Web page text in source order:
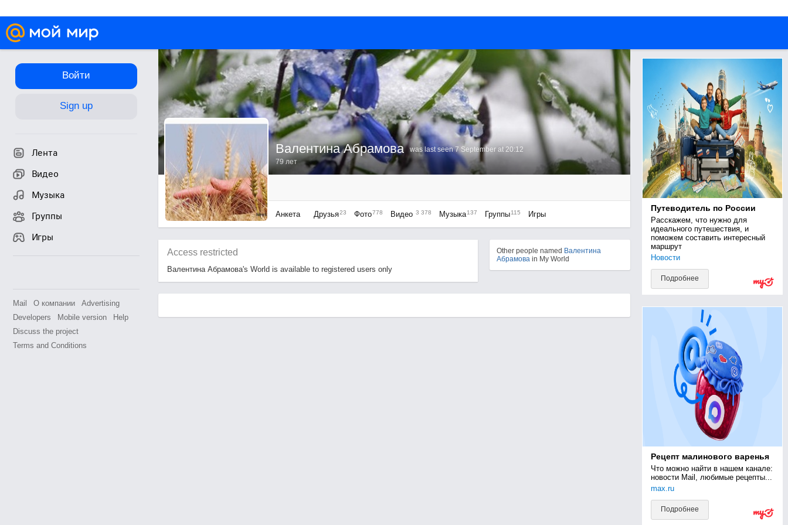
Войти
Sign up
Лента
Видео
Музыка
Группы
Игры
Mail О компании
Advertising
Developers
Mobile version
Help
Discuss the project
Terms and Conditions
Валентина Абрамова
was last seen 7 September at 20:12
79 лет
Анкета Друзья23 Фото778 Видео 3 378 Музыка 137 Группы 115 Игры
Access restricted
Валентина Абрамова's World is available to registered users only
Путеводитель по России
Расскажем, что нужно для
идеального путешествия, и
поможем составить интересный
маршрут
Новости
Подробнее
Рецепт малинового варенья
Что можно найти в нашем канале:
новости Mail, любимые рецепты...
max.ru
Подробнее
Other people named Валентина
Абрамоваin My World